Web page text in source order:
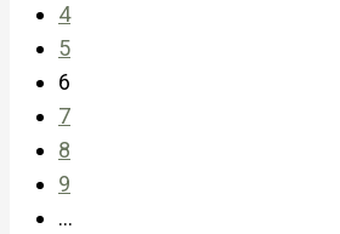
4
5
6
7
8
9
…